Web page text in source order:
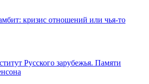
кризис отношений или чья-то
Русского зарубежья. Памяти